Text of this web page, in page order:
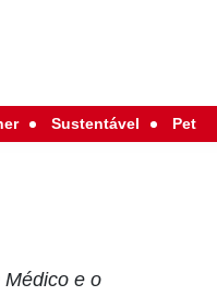
Sustentável Pet
Médico e o